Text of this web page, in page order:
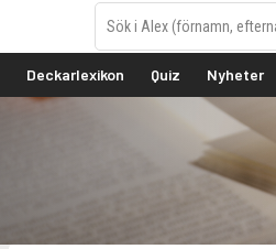
Deckarlexikon Quiz Nyheter